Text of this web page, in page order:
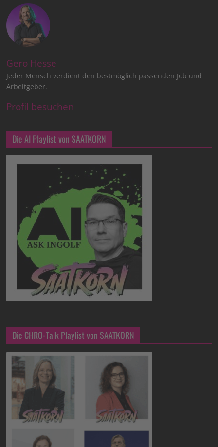
Gero Hesse
Jeder Mensch verdient den bestmöglich passenden Job und
Arbeitgeber.
Profil besuchen
Die AI Playlist von SAATKORN
Die CHRO-Talk Playlist von SAATKORN